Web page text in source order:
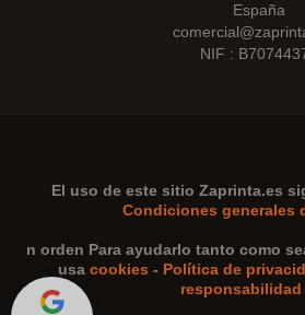
España
NIF :
El uso de este sitio Zaprinta.es
Condiciones generales
n orden Para ayudarlo tanto como
usa cookies - Política de
responsabilidad